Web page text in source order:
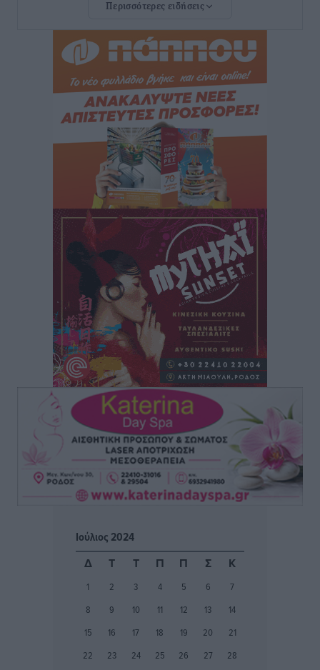
Την Παρασκευή 21 Αυγούστου η τελετή εγκαινίων
Γενναδίου παρουσία του Άδωνι Γεωργιάδη
Τοπικές Ειδήσεις• πριν 2 ώρες
Στη Λέρο ο πρόεδρος του ΠΑΣΟΚ Νίκος Ανδρουλάκης
Τοπικές Ειδήσεις• πριν 2 ώρες
Στα 2-2,35 GW ο στόχος για τα πρώτα υπεράκτια
αιολικά πάρκα που θα λειτουργήσουν στη χώρα μας
πριν 3 ώρες
Η Ελλάδα κρατά το τουριστικό momentum, παρά τις
γεωπολιτικές αναταράξεις
πριν 4 ώρες
Σε κόκκινο συναγερμό επτά Περιφέρειες – Οι οδηγίες
της Πολιτικής Προστασίας και ο Χάρτης Πρόβλεψης
Πυρκαγιάς
Ειδήσεις• πριν 4 ώρες
ΑΑΔΕ: Αυξάνονται οι «καρφωτές» για φοροδιαφυγή
– Στο μικροσκόπιο τουριστικοί προορισμοί, ταμειακές
και συναλλαγές POS
πριν 4 ώρες
Δημόσιο: Το νέο καθεστώς επιλογής προϊσταμένων, τι
προβλέπει το νομοσχέδιο του Υπ. Εσωτερικών
Ποιες κατηγορίες καταστημάτων συγκεντρώνουν τη
πριν 4 ώρες
Αστυπάλαια: Το φως που μένει αναμμένο στο κάστρο
Περισσότερες ειδήσεις
Ιούλιος 2024
Δ
Τ Τ Π Π Σ Κ
1 2 3 4 5 6
7
8
9 10 11 12 13
14
15
16 17 18 19 20
21
22
23 24 25 26 27
28